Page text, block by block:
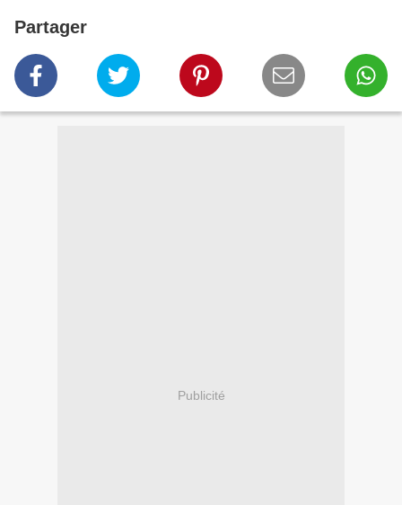
Partager
Publicité